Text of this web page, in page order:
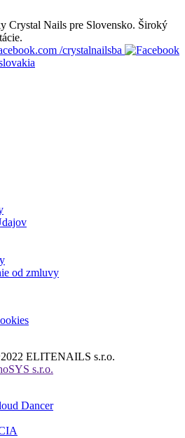
Crystal Nails pre Slovensko. Široký
/crystalnailsba
od zmluvy
ELITENAILS s.r.o.
s.r.o.
Dancer